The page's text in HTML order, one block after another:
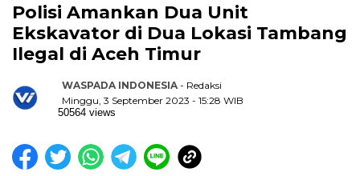
Polisi Amankan Dua Unit
Ekskavator di Dua Lokasi Tambang
Ilegal di Aceh Timur
WASPADA INDONESIA - Redaksi
Minggu, 3 September 2023 - 15:28 WIB
50564 views